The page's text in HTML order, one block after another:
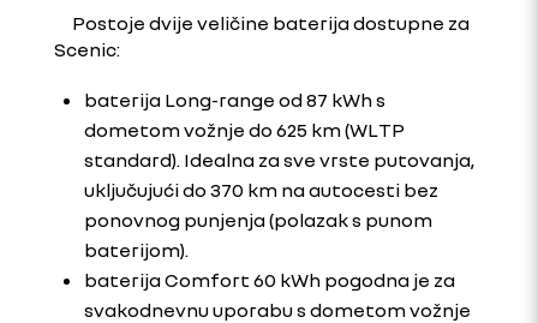
Postoje dvije veličine baterija dostupne za
Scenic:
baterija Long-range od 87 kWh s
dometom vožnje do 625 km (WLTP
standard). Idealna za sve vrste putovanja,
uključujući do 370 km na autocesti bez
ponovnog punjenja (polazak s punom
baterijom).
baterija Comfort 60 kWh pogodna je za
svakodnevnu uporabu s dometom vožnje